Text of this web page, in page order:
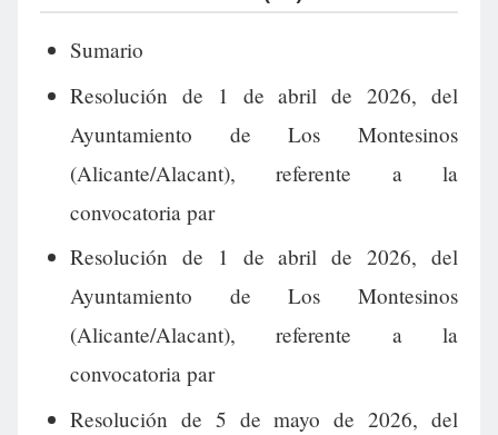
Sumario
Resolución de 1 de abril de 2026, del
Ayuntamiento de Los Montesinos
(Alicante/Alacant), referente a la
convocatoria par
Resolución de 1 de abril de 2026, del
Ayuntamiento de Los Montesinos
(Alicante/Alacant), referente a la
convocatoria par
Resolución de 5 de mayo de 2026, del